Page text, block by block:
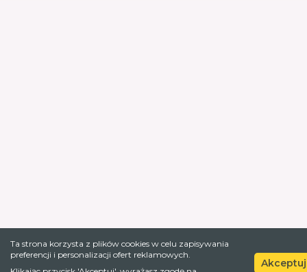
Ta strona korzysta z plików cookies w celu zapisywania
preferencji i personalizacji ofert reklamowych.
Akceptuj